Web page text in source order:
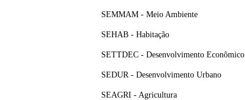
SEMMAM - Meio Ambiente
SEHAB - Habitação
SETTDEC - Desenvolvimento Econômico
SEDUR - Desenvolvimento Urbano
SEAGRI - Agricultura